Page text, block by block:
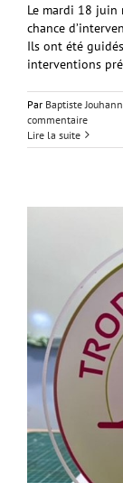
Le mardi 18 juin
chance
Ils ont été
interventions
Par Baptiste
commentaire
Lire la suite